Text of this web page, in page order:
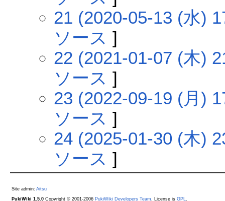
21 (2020-05-13 (水)
ソース ]
22 (2021-01-07 (木)
ソース ]
23 (2022-09-19 (月)
ソース ]
24 (2025-01-30 (木)
ソース ]
Site admin: Aitsu
PukiWiki 1.5.0Copyright © 2001-2006 PukiWiki Developers Team. License is GPL.